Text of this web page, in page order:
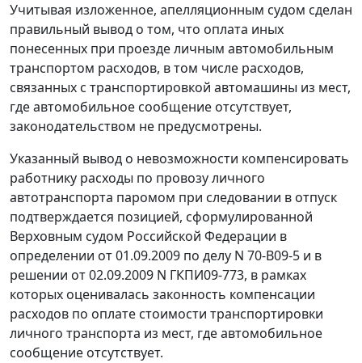
Учитывая изложенное, апелляционным судом сделан
правильный вывод о том, что оплата иных
понесенных при проезде личным автомобильным
транспортом расходов, в том числе расходов,
связанных с транспортировкой автомашины из мест,
где автомобильное сообщение отсутствует,
законодательством не предусмотрены.
Указанный вывод о невозможности компенсировать
работнику расходы по провозу личного
автотранспорта паромом при следовании в отпуск
подтверждается позицией, сформулированной
Верховным судом Российской Федерации в
определении от 01.09.2009 по делу N 70-В09-5 и в
решении от 02.09.2009 N ГКПИ09-773, в рамках
которых оценивалась законность компенсации
расходов по оплате стоимости транспортировки
личного транспорта из мест, где автомобильное
сообщение отсутствует.